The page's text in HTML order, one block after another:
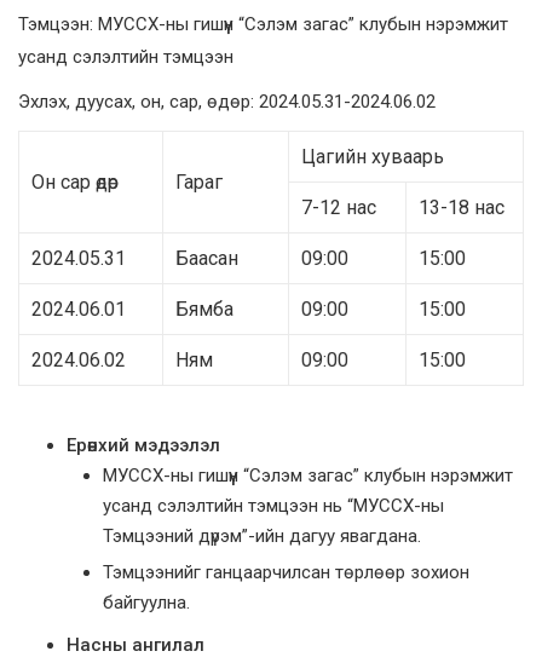
Тэмцээн: МУССХ-ны гишүүн “Сэлэм загас” клубын нэрэмжит
усанд сэлэлтийн тэмцээн
Эхлэх, дуусах, он, сар, өдөр: 2024.05.31-2024.06.02
Он сар өдөр Гараг
Цагийн хуваарь
7-12 нас 13-18 нас
2024.05.31 Баасан 09:00 15:00
2024.06.01 Бямба 09:00 15:00
2024.06.02 Ням 09:00 15:00
Ерөнхий мэдээлэл
МУССХ-ны гишүүн “Сэлэм загас” клубын нэрэмжит
усанд сэлэлтийн тэмцээн нь “МУССХ-ны
Тэмцээний дүрэм”-ийн дагуу явагдана.
Тэмцээнийг ганцаарчилсан төрлөөр зохион
байгуулна.
Насны ангилал